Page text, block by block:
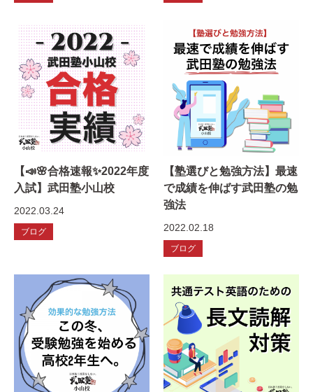
【📣🌸合格速報✨2022年度
入試】武田塾小山校
2022.03.24
ブログ
【塾選びと勉強方法】最速
で成績を伸ばす武田塾の勉
強法
2022.02.18
ブログ